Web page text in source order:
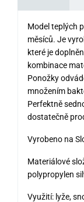
Model teplých
měsíců. Je
které je
kombinace
Ponožky
množením
Perfektně
dostatečně
Vyrobeno na
Materiálové
polypropylen
Využití: lyže,